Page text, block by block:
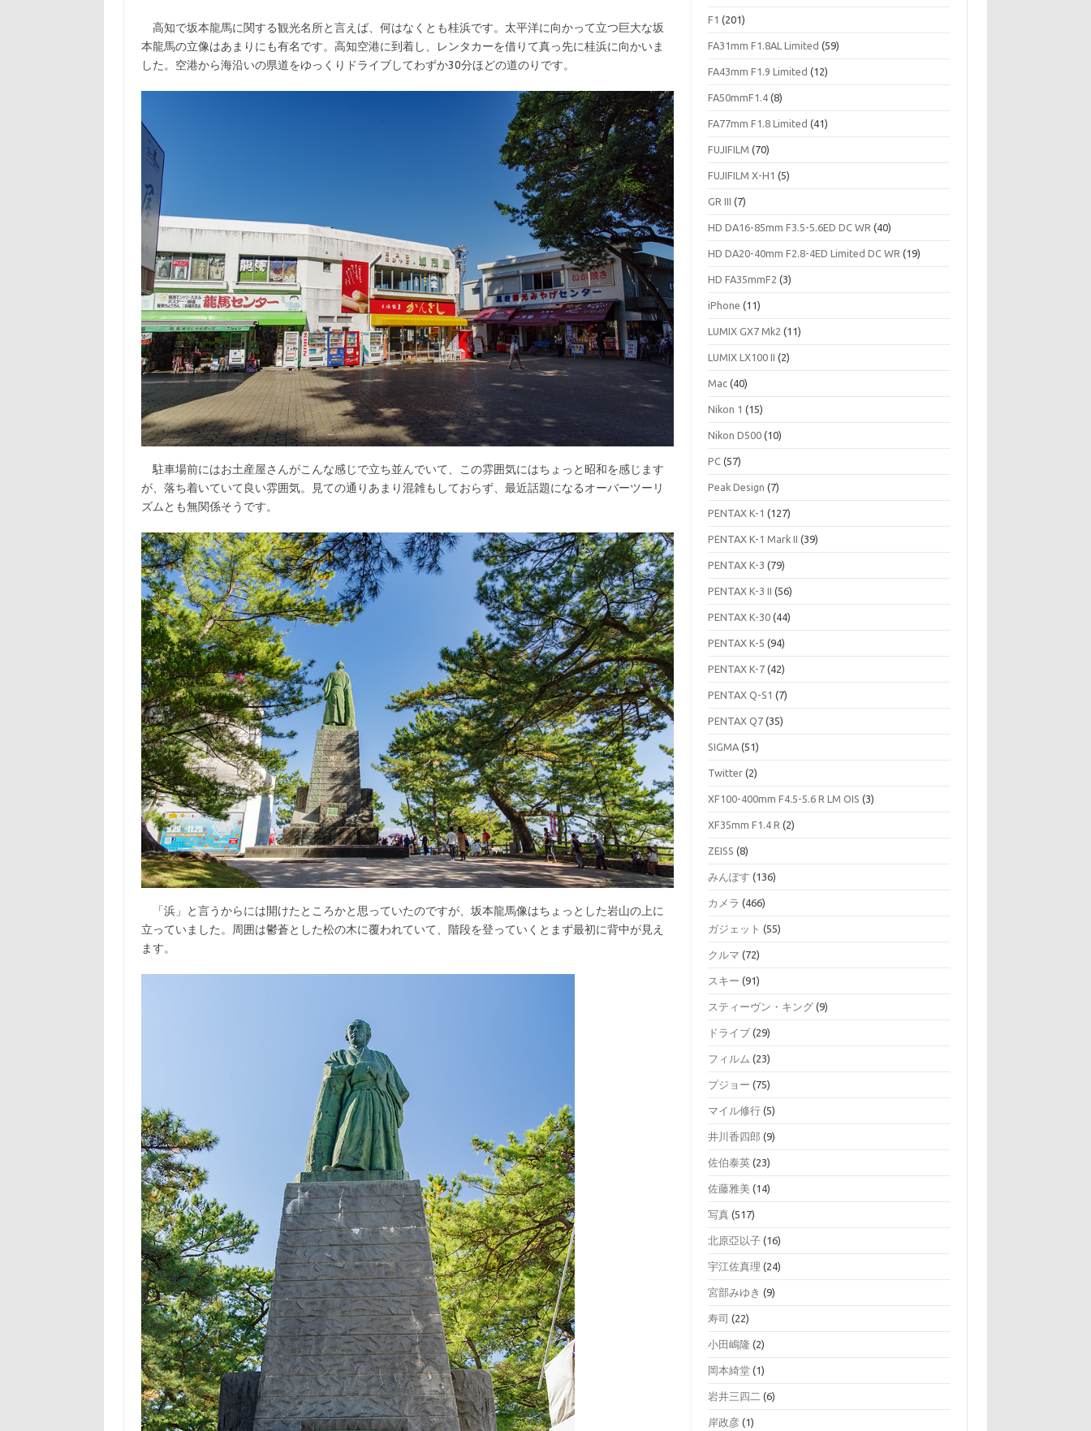
高知で坂本龍馬に関する観光名所と言えば、何はなくとも桂浜です。太平洋に向かって立つ巨大な坂
本龍馬の立像はあまりにも有名です。高知空港に到着し、レンタカーを借りて真っ先に桂浜に向かいま
した。空港から海沿いの県道をゆっくりドライブしてわずか30分ほどの道のりです。
駐車場前にはお土産屋さんがこんな感じで立ち並んでいて、この雰囲気にはちょっと昭和を感じます
が、落ち着いていて良い雰囲気。見ての通りあまり混雑もしておらず、最近話題になるオーバーツーリ
ズムとも無関係そうです。
「浜」と言うからには開けたところかと思っていたのですが、坂本龍馬像はちょっとした岩山の上に
立っていました。周囲は鬱蒼とした松の木に覆われていて、階段を登っていくとまず最初に背中が見え
ます。
F1 (201)
FA31mm F1.8AL Limited (59)
FA43mm F1.9 Limited (12)
FA50mmF1.4 (8)
FA77mm F1.8 Limited (41)
FUJIFILM (70)
FUJIFILM X-H1 (5)
GR III (7)
HD DA16-85mm F3.5-5.6ED DC WR (40)
HD DA20-40mm F2.8-4ED Limited DC WR (19)
HD FA35mmF2 (3)
iPhone (11)
LUMIX GX7 Mk2 (11)
LUMIX LX100 II (2)
Mac (40)
Nikon 1 (15)
Nikon D500 (10)
PC (57)
Peak Design (7)
PENTAX K-1 (127)
PENTAX K-1 Mark II (39)
PENTAX K-3 (79)
PENTAX K-3 II (56)
PENTAX K-30 (44)
PENTAX K-5 (94)
PENTAX K-7 (42)
PENTAX Q-S1 (7)
PENTAX Q7 (35)
SIGMA (51)
Twitter (2)
XF100-400mm F4.5-5.6 R LM OIS (3)
XF35mm F1.4 R (2)
ZEISS (8)
みんぽす (136)
カメラ (466)
ガジェット (55)
クルマ (72)
スキー (91)
スティーヴン・キング (9)
ドライブ (29)
フィルム (23)
プジョー (75)
マイル修行 (5)
井川香四郎 (9)
佐伯泰英 (23)
佐藤雅美 (14)
写真 (517)
北原亞以子 (16)
宇江佐真理 (24)
宮部みゆき (9)
寿司 (22)
小田嶋隆 (2)
岡本綺堂 (1)
岩井三四二 (6)
岸政彦 (1)